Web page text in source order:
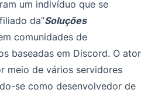
um indivíduo que se
da”Soluções
comunidades de
baseadas em Discord. O ator
meio de vários servidores
se como desenvolvedor de